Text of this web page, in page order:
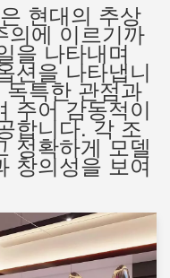
현대의 추상
의에 이르기까
을 나타내며
션을 나타냅니
특한 관점과
주어 감동적이
합니다. 각 조
정확하게 모델
창의성을 보여